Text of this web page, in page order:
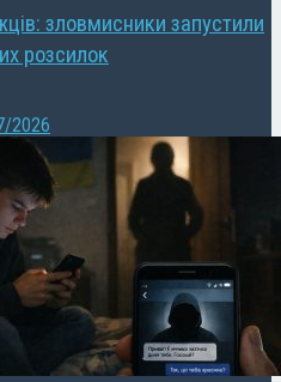
зловмисники запустили
розсилок
2026